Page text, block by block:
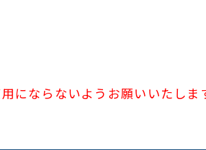
ならないようお願いいたしま